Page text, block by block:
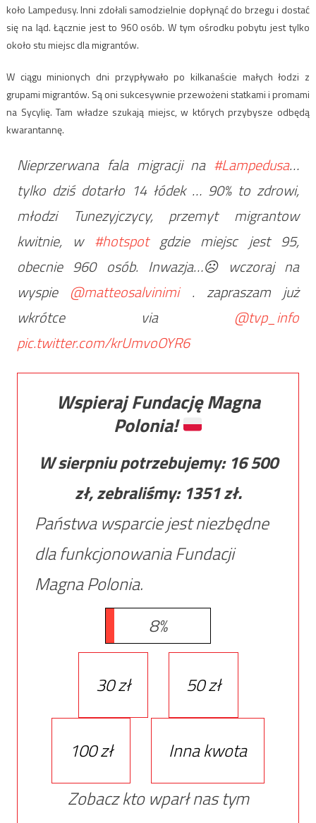
koło Lampedusy. Inni zdołali samodzielnie dopłynąć do brzegu i dostać
się na ląd. Łącznie jest to 960 osób. W tym ośrodku pobytu jest tylko
około stu miejsc dla migrantów.
W ciągu minionych dni przypływało po kilkanaście małych łodzi z
grupami migrantów. Są oni sukcesywnie przewożeni statkami i promami
na Sycylię. Tam władze szukają miejsc, w których przybysze odbędą
kwarantannę.
Nieprzerwana fala migracji na #Lampedusa…
tylko dziś dotarło 14 łódek … 90% to zdrowi,
młodzi Tunezyjczycy, przemyt migrantow
kwitnie, w #hotspotgdzie miejsc jest 95,
obecnie 960 osób. Inwazja…☹️ wczoraj na
wyspie @matteosalvinimi. zapraszam już
wkrótce via @tvp_info
pic.twitter.com/krUmvoOYR6
Wspieraj Fundację Magna
Polonia!
W sierpniu potrzebujemy: 16 500
zł, zebraliśmy: 1351zł.
Państwa wsparcie jest niezbędne
dla funkcjonowania Fundacji
Magna Polonia.
8%
30 zł 50 zł
100 zł
Inna kwota
Zobacz kto wparł nas tym